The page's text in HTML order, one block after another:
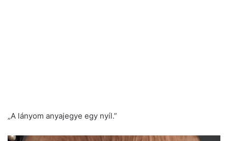
„A lányom anyajegye egy nyíl.”